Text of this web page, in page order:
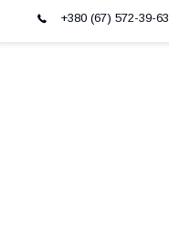
+380 (67) 572-39-63